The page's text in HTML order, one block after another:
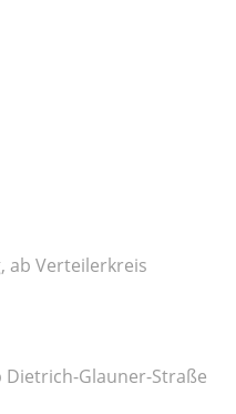
ab Verteilerkreis
Dietrich-Glauner-Straße